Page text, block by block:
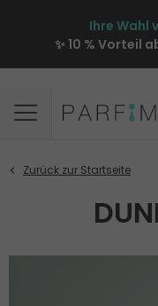
Ihre Wahl
✨ 10 % Vorteil